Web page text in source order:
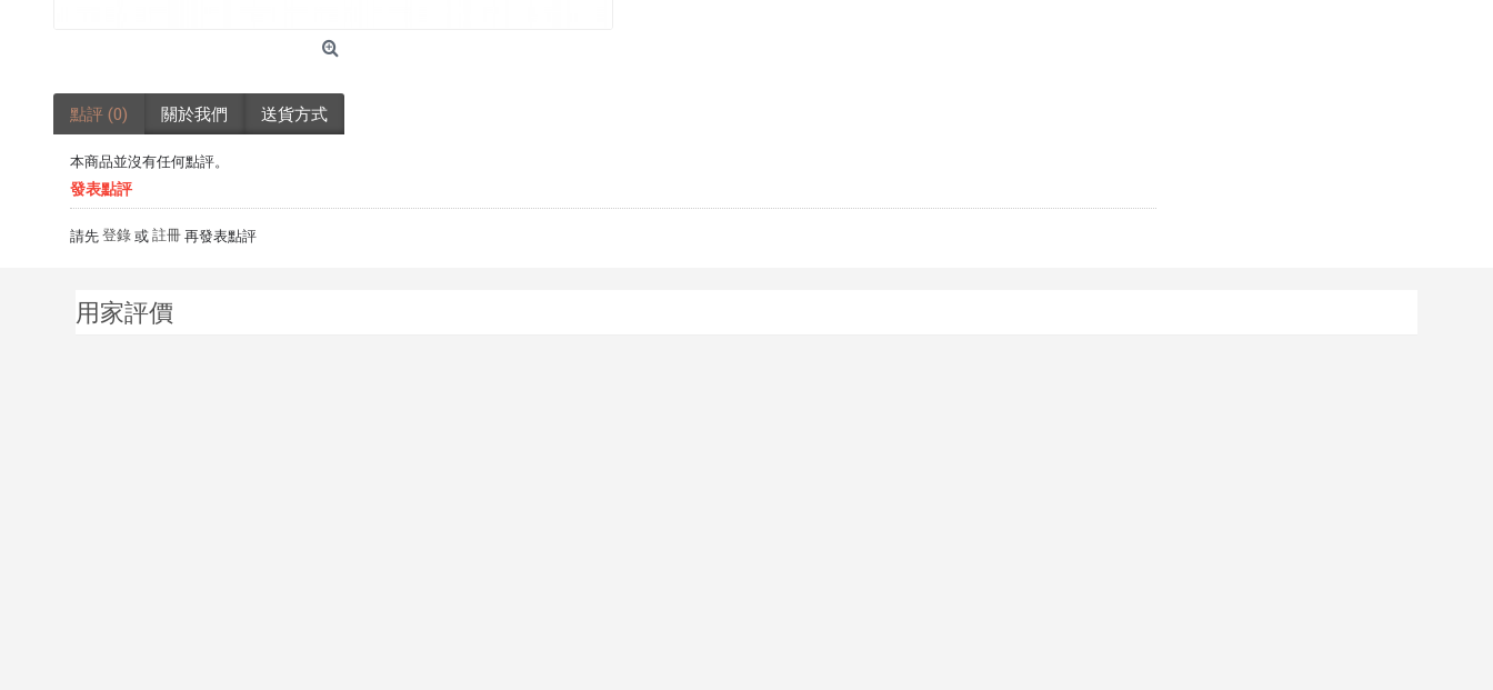
點評 (0) 關於我們 送貨方式
本商品並沒有任何點評。
發表點評
請先登錄或註冊再發表點評
用家評價